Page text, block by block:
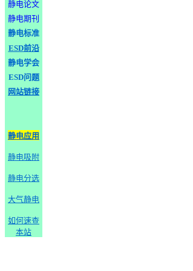
静电论文
静电期刊
静电标准
ESD前沿
静电学会
ESD问题
网站链接
静电应用
静电吸附
静电分选
大气静电
如何速查
本站